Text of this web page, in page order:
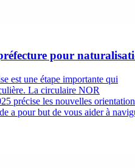
pour
est une étape importante qui
La circulaire NOR
précise les nouvelles
a pour but de vous aider à